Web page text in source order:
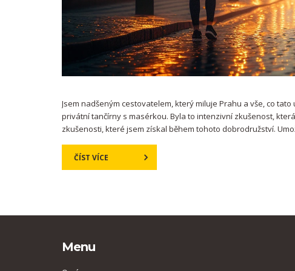
Jsem nadšeným cestovatelem, který miluje Prahu a vše, co
privátní tančírny s masérkou. Byla to intenzivní zkušenost,
zkušenosti, které jsem získal během tohoto dobrodružství.
ČÍST VÍCE
Menu